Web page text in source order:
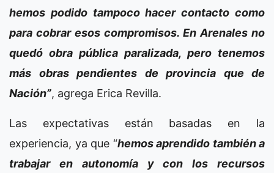
hemos podido tampoco hacer contacto como
para cobrar esos compromisos. En Arenales no
quedó obra pública paralizada, pero tenemos
más obras pendientes de provincia que de
Nación”, agrega Erica Revilla.
Las expectativas están basadas en la
experiencia, ya que “hemos aprendido también a
trabajar en autonomía y con los recursos